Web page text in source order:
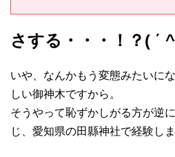
さする・・・！？( ΄
いや、なんかもう変態みたいに
しい御神木ですから。
そうやって恥ずかしがる方が逆
じ、愛知県の田縣神社で経験しま